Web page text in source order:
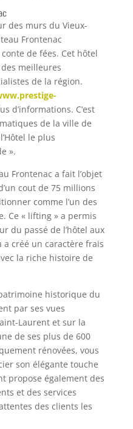
des murs du Vieux-
Frontenac
de fées. Cet hôtel
meilleures
de la région.
d’informations. C’est
de la ville de
le plus
».
Frontenac a fait l’objet
cout de 75 millions
comme l’un des
Ce « lifting » a permis
du passé de l’hôtel aux
a créé un caractère frais
la riche histoire de
historique du
par ses vues
Laurent et sur la
de ses plus de 600
rénovées, vous
son élégante touche
propose également des
et des services
des clients les